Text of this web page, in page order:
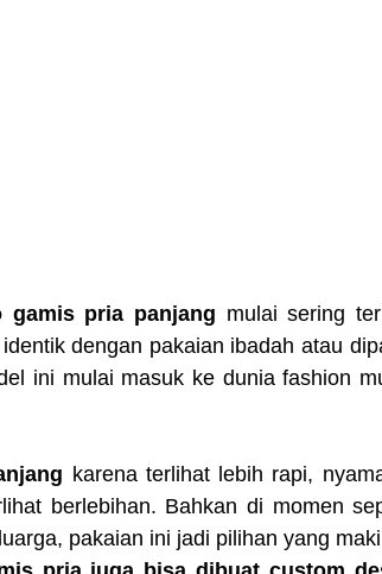
gamis pria panjang mulai sering
dengan pakaian ibadah atau
ini mulai masuk ke dunia fashion
karena terlihat lebih rapi,
berlebihan. Bahkan di momen
pakaian ini jadi pilihan yang